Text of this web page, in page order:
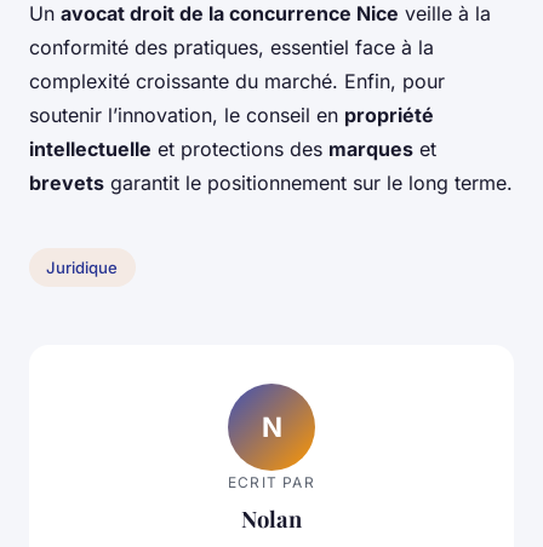
Un avocat droit de la concurrence Nice veille à la
conformité des pratiques, essentiel face à la
complexité croissante du marché. Enfin, pour
soutenir l’innovation, le conseil en propriété
intellectuelle et protections des marques et
brevets garantit le positionnement sur le long terme.
Juridique
N
ECRIT PAR
Nolan